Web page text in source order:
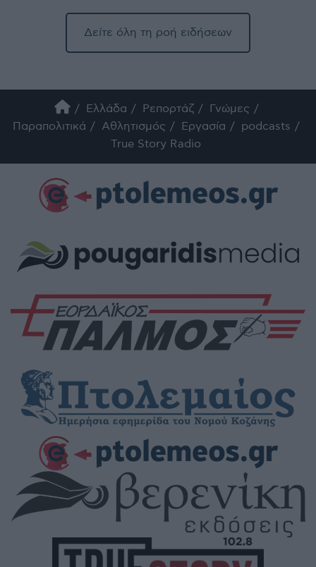
Δείτε όλη τη ροή ειδήσεων
Ελλάδα Ρεπορτάζ
Γνώμες
Παραπολιτικά
Αθλητισμός Εργασία
podcasts
True Story Radio